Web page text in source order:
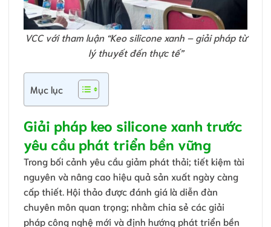
VCC với tham luận “Keo silicone xanh – giải pháp từ
lý thuyết đến thực tế”
Mục lục
Giải pháp keo silicone xanh trước
yêu cầu phát triển bền vững
Trong bối cảnh yêu cầu giảm phát thải; tiết kiệm tài
nguyên và nâng cao hiệu quả sản xuất ngày càng
cấp thiết. Hội thảo được đánh giá là diễn đàn
chuyên môn quan trọng; nhằm chia sẻ các giải
pháp công nghệ mới và định hướng phát triển bền